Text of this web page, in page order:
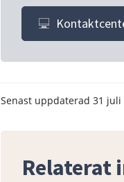
Senast uppdaterad 31 juli
Relaterat